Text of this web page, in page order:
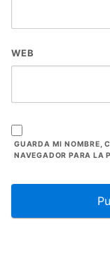
WEB
GUARDA MI NOMBRE,
NAVEGADOR PARA LA